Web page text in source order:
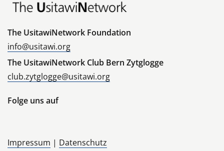
The UsitawiNetwork Foundation
info@usitawi.org
The UsitawiNetwork Club Bern Zytglogge
club.zytglogge@usitawi.org
Folge uns auf
Impressum | Datenschutz